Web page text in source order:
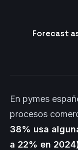
Forecast
En pymes
procesos
38% usa
a 22% en